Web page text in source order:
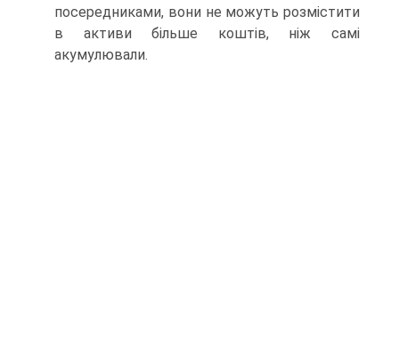
посередниками, вони не можуть розмістити
в активи більше коштів, ніж самі
акумулювали.